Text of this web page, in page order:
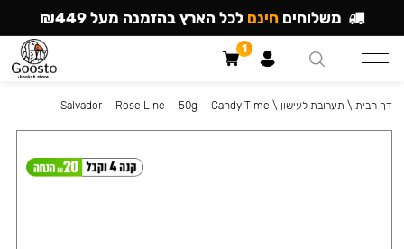
דף הבית \ תערובת לעישון \
Salvador — Rose Line — 50g — Candy Time
משלוחים חינם לכל הארץ בהזמנה מעל ₪449
1